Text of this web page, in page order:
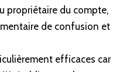
propriétaire du compte,
de confusion et
efficaces car